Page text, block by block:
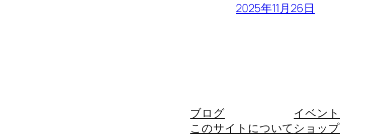
2025年11月26日
ブログ
このサイトについて
イベント
ショップ